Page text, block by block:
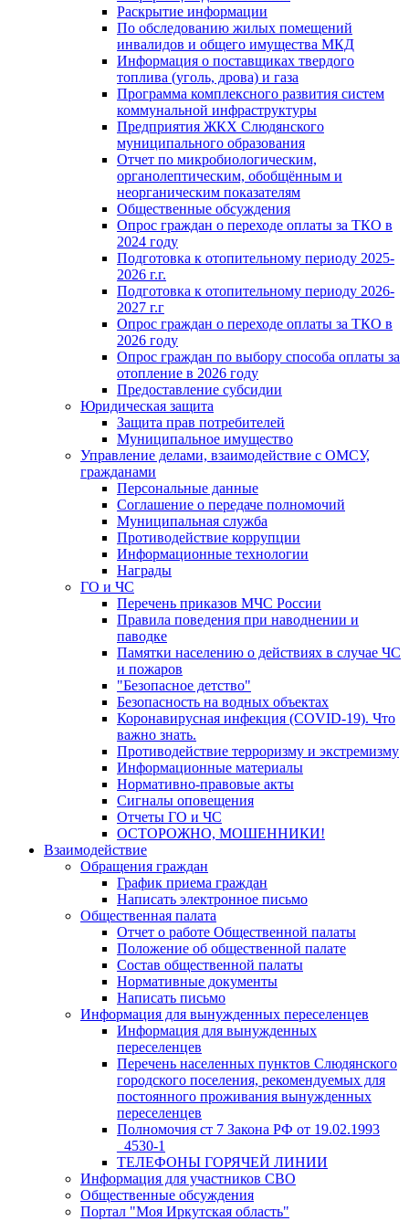
Раскрытие информации
По обследованию жилых помещений
инвалидов и общего имущества МКД
Информация о поставщиках твердого
топлива (уголь, дрова) и газа
Программа комплексного развития систем
коммунальной инфраструктуры
Предприятия ЖКХ Слюдянского
муниципального образования
Отчет по микробиологическим,
органолептическим, обобщённым и
неорганическим показателям
Общественные обсуждения
Опрос граждан о переходе оплаты за ТКО в
2024 году
Подготовка к отопительному периоду 2025-
2026 г.г.
Подготовка к отопительному периоду 2026-
2027 г.г
Опрос граждан о переходе оплаты за ТКО в
2026 году
Опрос граждан по выбору способа оплаты за
отопление в 2026 году
Предоставление субсидии
Юридическая защита
Защита прав потребителей
Муниципальное имущество
Управление делами, взаимодействие с ОМСУ,
гражданами
Персональные данные
Соглашение о передаче полномочий
Муниципальная служба
Противодействие коррупции
Информационные технологии
Награды
ГО и ЧС
Перечень приказов МЧС России
Правила поведения при наводнении и
паводке
Памятки населению о действиях в случае ЧС
и пожаров
"Безопасное детство"
Безопасность на водных объектах
Коронавирусная инфекция (COVID-19). Что
важно знать.
Противодействие терроризму и экстремизму
Информационные материалы
Нормативно-правовые акты
Сигналы оповещения
Отчеты ГО и ЧС
ОСТОРОЖНО, МОШЕННИКИ!
Взаимодействие
Обращения граждан
График приема граждан
Написать электронное письмо
Общественная палата
Отчет о работе Общественной палаты
Положение об общественной палате
Состав общественной палаты
Нормативные документы
Написать письмо
Информация для вынужденных переселенцев
Информация для вынужденных
переселенцев
Перечень населенных пунктов Слюдянского
городского поселения, рекомендуемых для
постоянного проживания вынужденных
переселенцев
Полномочия ст 7 Закона РФ от 19.02.1993
_4530-1
ТЕЛЕФОНЫ ГОРЯЧЕЙ ЛИНИИ
Информация для участников СВО
Общественные обсуждения
Портал "Моя Иркутская область"